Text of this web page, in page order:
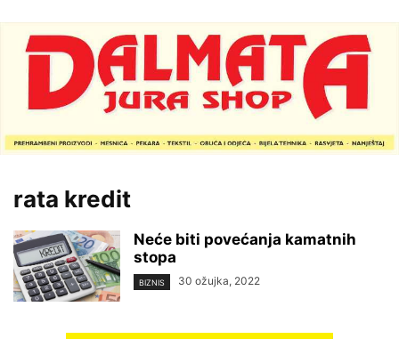
rata kredit
Neće biti povećanja kamatnih
stopa
BIZNIS 30 ožujka, 2022